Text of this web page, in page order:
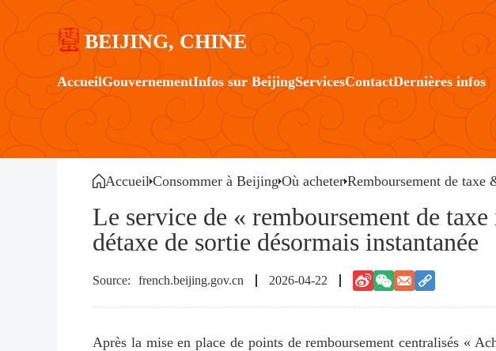
BEIJING, CHINE
AccueilGouvernementInfos sur BeijingServicesContactDernières infos
Accueil Consommer à Beijing Où acheter Remboursement de taxe
Le service de « remboursement de
détaxe de sortie désormais instantanée
french.beijing.gov.cn 2026-04-22
Après la mise en place de points de remboursement centralisés «